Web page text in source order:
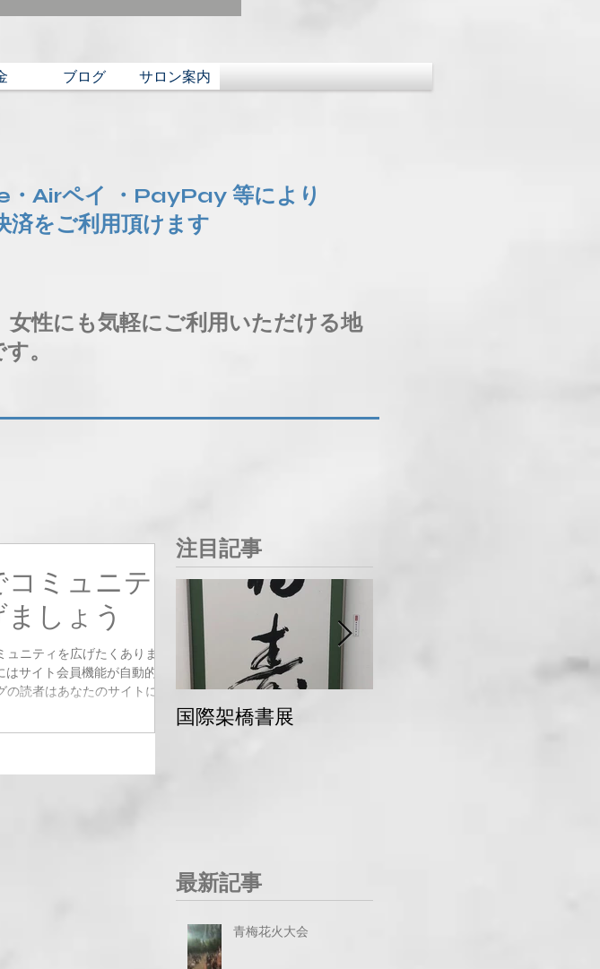
ブログ サロン案内
・Airペイ ・PayPay 等により
済をご利用頂けます
女性にも気軽にご利用いただける地
。
コミュニテ
しょう
ニティを広げたくありませ
サイト会員機能が自動的に
読者はあなたのサイトに会
注目記事
国際架橋書展
最新記事
青梅花火大会